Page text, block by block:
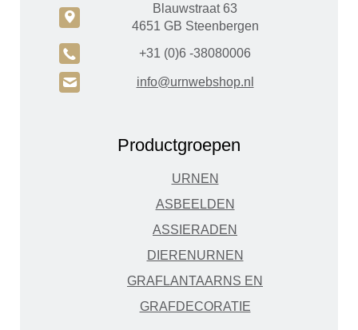
c
Blauwstraat 63
4651 GB Steenbergen
A +31 (0)6 -38080006
H info@urnwebshop.nl
Productgroepen
URNEN
ASBEELDEN
ASSIERADEN
DIERENURNEN
GRAFLANTAARNS EN
GRAFDECORATIE